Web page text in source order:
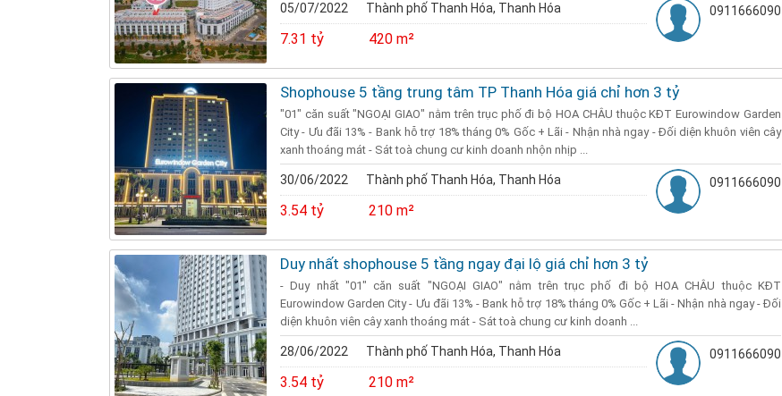
05/07/2022 Thành phố Thanh Hóa, Thanh Hóa
7.31 tỷ 420 m²
0911666090
Shophouse 5 tầng trung tâm TP Thanh Hóa giá chỉ hơn 3 tỷ
"01" căn suất "NGOẠI GIAO" nằm trên trục phố đi bộ HOA CHÂU thuộc KĐT Eurowindow Garden
City - Ưu đãi 13% - Bank hỗ trợ 18% tháng 0% Gốc + Lãi - Nhận nhà ngay - Đối diện khuôn viên cây
xanh thoáng mát - Sát toà chung cư kinh doanh nhộn nhịp ...
30/06/2022 Thành phố Thanh Hóa, Thanh Hóa
3.54 tỷ 210 m²
0911666090
Duy nhất shophouse 5 tầng ngay đại lộ giá chỉ hơn 3 tỷ
- Duy nhất "01" căn suất "NGOẠI GIAO" nằm trên trục phố đi bộ HOA CHÂU thuộc KĐT
Eurowindow Garden City - Ưu đãi 13% - Bank hỗ trợ 18% tháng 0% Gốc + Lãi - Nhận nhà ngay - Đối
diện khuôn viên cây xanh thoáng mát - Sát toà chung cư kinh doanh ...
28/06/2022 Thành phố Thanh Hóa, Thanh Hóa
3.54 tỷ 210 m²
0911666090